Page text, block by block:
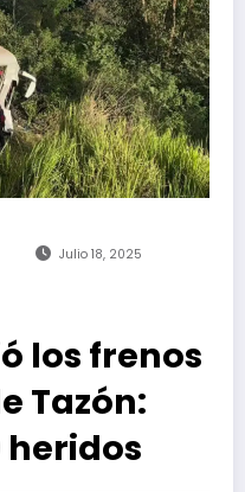
Julio 18, 2025
los frenos
Tazón:
heridos